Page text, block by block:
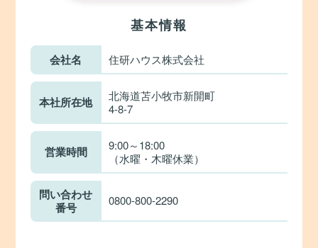
基本情報
会社名 住研ハウス株式会社
本社所在地
北海道苫小牧市新開町
4-8-7
営業時間
9:00～18:00
（水曜・木曜休業）
問い合わせ
番号
0800-800-2290